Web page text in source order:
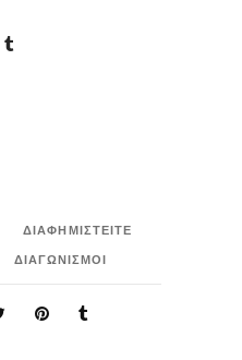
ΔΙΑΦΗΜΙΣΤΕΙΤΕ
ΔΙΑΓΩΝΙΣΜΟΙ